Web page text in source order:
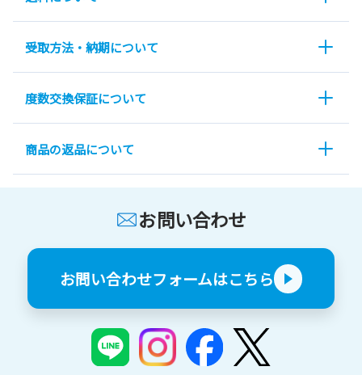
受取方法・納期について
度数交換保証について
商品の返品について
お問い合わせ
お問い合わせフォームはこちら